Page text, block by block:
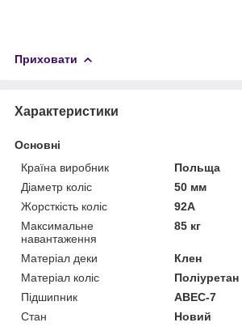
Приховати
Характеристики
Основні
Країна виробник
Польща
Діаметр коліс
50 мм
Жорсткість коліс
92А
Максимальне
навантаження
85 кг
Матеріал деки
Клен
Матеріал коліс
Поліуретан
Підшипник
ABEC-7
Стан
Новий